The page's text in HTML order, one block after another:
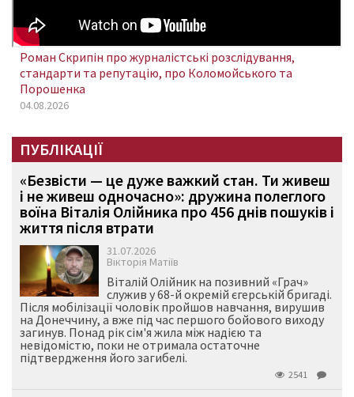
Роман Скрипін про журналістські розслідування,
стандарти та репутацію, про Коломойського та
Порошенка
04.08.2026
ПУБЛІКАЦІЇ
«Безвісти — це дуже важкий стан. Ти живеш
і не живеш одночасно»: дружина полеглого
воїна Віталія Олійника про 456 днів пошуків і
життя після втрати
31.07.2026
Вікторія Матіїв
Віталій Олійник на позивний «Грач»
служив у 68-й окремій єгерській бригаді.
Після мобілізації чоловік пройшов навчання, вирушив
на Донеччину, а вже під час першого бойового виходу
загинув. Понад рік сім'я жила між надією та
невідомістю, поки не отримала остаточне
підтвердження його загибелі.
2541